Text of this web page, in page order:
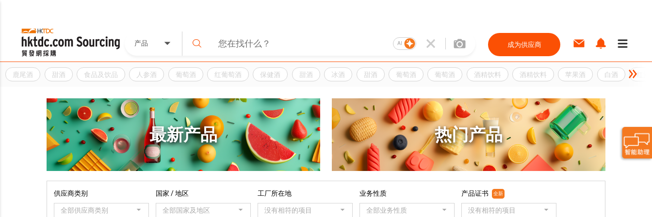
产品 AI 成为供应商
鹿尾酒 甜酒 食品及饮品 人参酒 葡萄酒 红葡萄酒 保健酒 甜酒 冰酒 甜酒 葡萄酒 葡萄酒 酒精饮料 酒精饮料 苹果酒 白酒 红酒
最新产品 热门产品
供应商类别
全部供应商类别
国家 / 地区
全部国家及地区
工厂所在地
没有相符的项目
业务性质
全部业务性质
产品证书 全新
没有相符的项目